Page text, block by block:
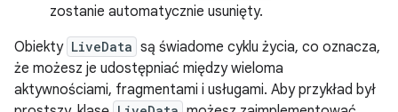
zostanie automatycznie usunięty.
Obiekty LiveData są świadome cyklu życia, co oznacza,
że możesz je udostępniać między wieloma
aktywnościami, fragmentami i usługami. Aby przykład był